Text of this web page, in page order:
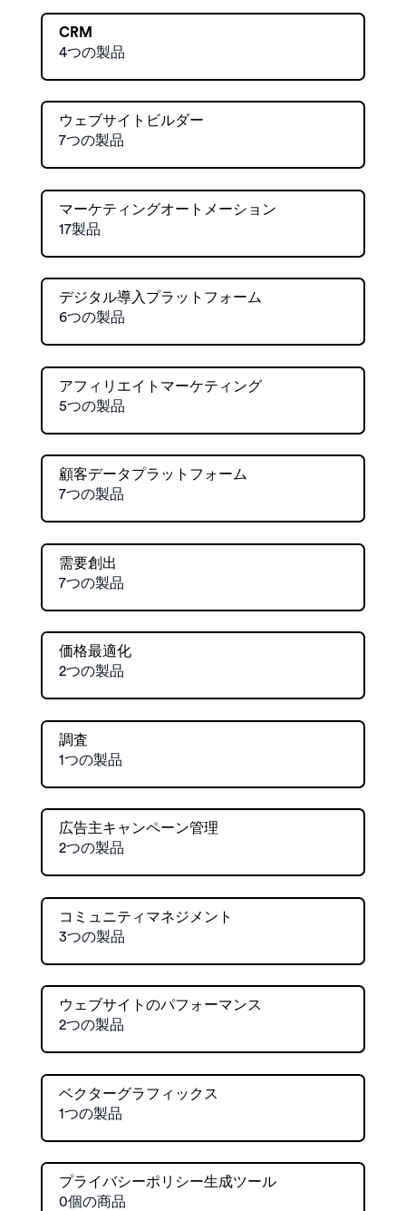
CRM
4つの製品
ウェブサイトビルダー
7つの製品
マーケティングオートメーション
17製品
デジタル導入プラットフォーム
6つの製品
アフィリエイトマーケティング
5つの製品
顧客データプラットフォーム
7つの製品
需要創出
7つの製品
価格最適化
2つの製品
調査
1つの製品
広告主キャンペーン管理
2つの製品
コミュニティマネジメント
3つの製品
ウェブサイトのパフォーマンス
2つの製品
ベクターグラフィックス
1つの製品
プライバシーポリシー生成ツール
0個の商品